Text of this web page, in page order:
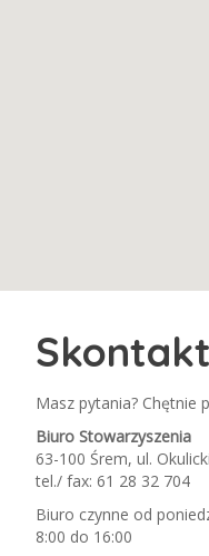
Masz pytania? Chętnie
Biuro Stowarzyszenia
63-100 Śrem, ul.
tel./ fax: 61 28 32 704
Biuro czynne od
8:00 do 16:00